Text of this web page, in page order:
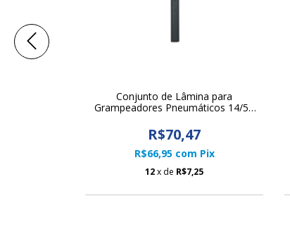
Conjunto de Lâmina para
Grampeadores Pneumáticos 14/50
R$70,47
R$66,95 com Pix
12x de R$7,25